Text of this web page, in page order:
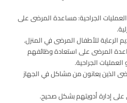
العمليات الجراحية: مساعدة المرضى على
الرعاية للأطفال المرضى في المنزل.
المرضى على استعادة وظائفهم
العمليات الجراحية.
الذين يعانون من مشاكل في الجهاز
على إدارة أدويتهم بشكل صحيح.